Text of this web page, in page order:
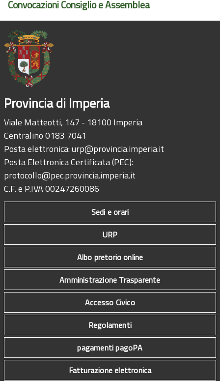
Convocazioni Consiglio e Assemblea
Provincia di Imperia
Viale Matteotti, 147 - 18100 Imperia
Centralino 0183 7041
Posta elettronica:urp@provincia.imperia.it
Posta Elettronica Certificata (PEC):
protocollo@pec.provincia.imperia.it
C.F. e P.IVA 00247260086
Sedi e orari
URP
Albo pretorio online
Amministrazione Trasparente
Accesso Civico
Regolamenti
pagamenti pagoPA
Fatturazione elettronica